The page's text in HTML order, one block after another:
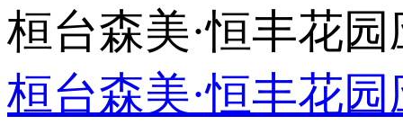
桓台森美·恒丰花园应
桓台森美·恒丰花园